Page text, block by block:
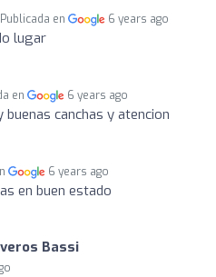
Publicada en 6 years ago
lugar
en 6 years ago
buenas canchas y atencion
6 years ago
en buen estado
Bassi